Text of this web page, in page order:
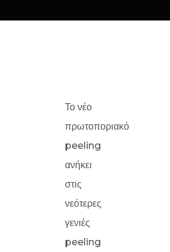
Το νέο
πρωτοποριακό
peeling
ανήκει
στις
νεότερες
γενιές
peeling